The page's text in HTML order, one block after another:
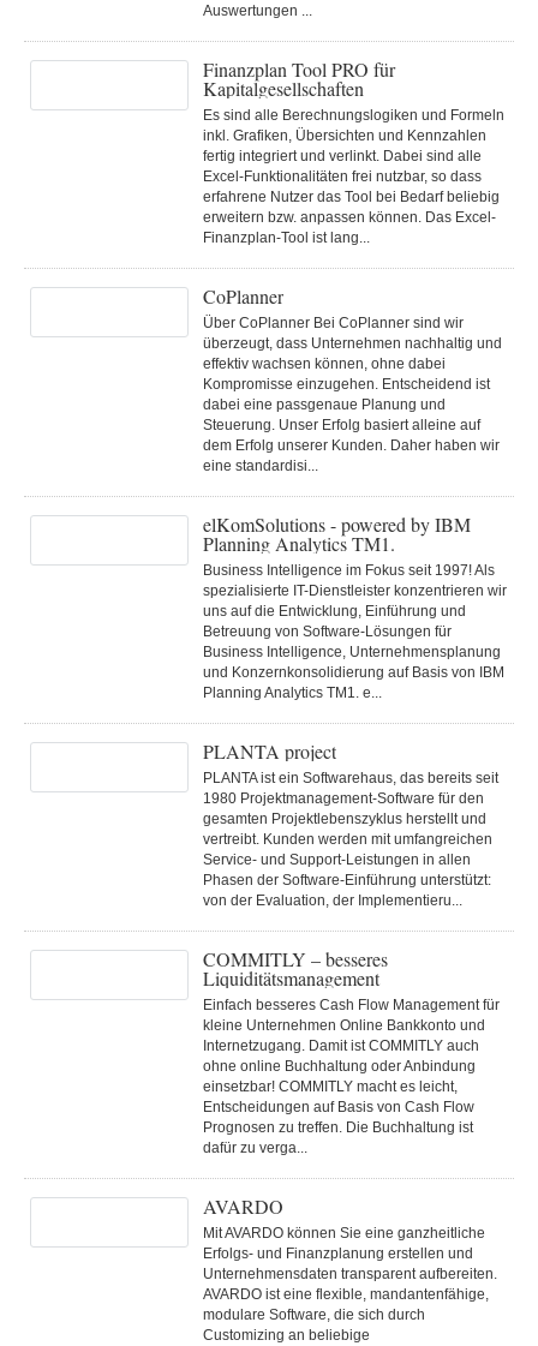
Auswertungen ...
Finanzplan Tool PRO für
Kapitalgesellschaften
Es sind alle Berechnungslogiken und Formeln
inkl. Grafiken, Übersichten und Kennzahlen
fertig integriert und verlinkt. Dabei sind alle
Excel-Funktionalitäten frei nutzbar, so dass
erfahrene Nutzer das Tool bei Bedarf beliebig
erweitern bzw. anpassen können. Das Excel-
Finanzplan-Tool ist lang...
CoPlanner
Über CoPlanner Bei CoPlanner sind wir
überzeugt, dass Unternehmen nachhaltig und
effektiv wachsen können, ohne dabei
Kompromisse einzugehen. Entscheidend ist
dabei eine passgenaue Planung und
Steuerung. Unser Erfolg basiert alleine auf
dem Erfolg unserer Kunden. Daher haben wir
eine standardisi...
elKomSolutions - powered by IBM
Planning Analytics TM1.
Business Intelligence im Fokus seit 1997! Als
spezialisierte IT-Dienstleister konzentrieren wir
uns auf die Entwicklung, Einführung und
Betreuung von Software-Lösungen für
Business Intelligence, Unternehmensplanung
und Konzernkonsolidierung auf Basis von IBM
Planning Analytics TM1. e...
PLANTA project
PLANTA ist ein Softwarehaus, das bereits seit
1980 Projektmanagement-Software für den
gesamten Projektlebenszyklus herstellt und
vertreibt. Kunden werden mit umfangreichen
Service- und Support-Leistungen in allen
Phasen der Software-Einführung unterstützt:
von der Evaluation, der Implementieru...
COMMITLY – besseres
Liquiditätsmanagement
Einfach besseres Cash Flow Management für
kleine Unternehmen Online Bankkonto und
Internetzugang. Damit ist COMMITLY auch
ohne online Buchhaltung oder Anbindung
einsetzbar! COMMITLY macht es leicht,
Entscheidungen auf Basis von Cash Flow
Prognosen zu treffen. Die Buchhaltung ist
dafür zu verga...
AVARDO
Mit AVARDO können Sie eine ganzheitliche
Erfolgs- und Finanzplanung erstellen und
Unternehmensdaten transparent aufbereiten.
AVARDO ist eine flexible, mandantenfähige,
modulare Software, die sich durch
Customizing an beliebige